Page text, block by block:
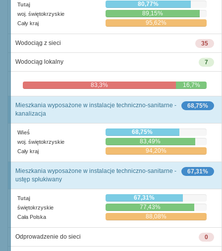
Tutaj 80,77%
woj. świętokrzyskie 89,15%
Cały kraj 95,62%
35
Wodociąg z sieci
7
Wodociąg lokalny
83,3% 16,7%
68,75%
Mieszkania wyposażone w instalacje techniczno-sanitarne -
kanalizacja
Wieś 68,75%
woj. świętokrzyskie 83,49%
Cały kraj 94,20%
67,31%
Mieszkania wyposażone w instalacje techniczno-sanitarne -
ustęp spłukiwany
Tutaj 67,31%
świętokrzyskie 77,43%
Cała Polska 88,08%
0
Odprowadzenie do sieci